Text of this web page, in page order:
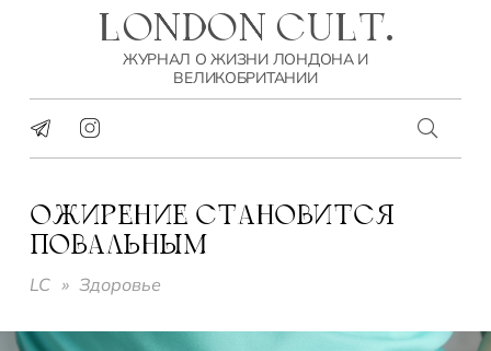
LONDON CULT.
ЖУРНАЛ О ЖИЗНИ ЛОНДОНА И
ВЕЛИКОБРИТАНИИ
ОЖИРЕНИЕ СТАНОВИТСЯ
ПОВАЛЬНЫМ
LC » Здоровье